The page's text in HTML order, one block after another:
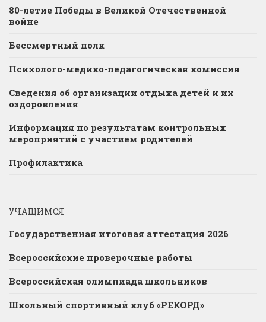
80-летие Победы в Великой Отечественной
войне
Бессмертный полк
Психолого-медико-педагогическая комиссия
Сведения об организации отдыха детей и их
оздоровления
Информация по результатам контрольных
мероприятий с участием родителей
Профилактика
УЧАЩИМСЯ
Государственная итоговая аттестация 2026
Всероссийские проверочные работы
Всероссийская олимпиада школьников
Школьный спортивный клуб «РЕКОРД»